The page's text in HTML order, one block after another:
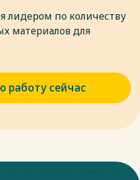
лидером по количеству
материалов для
работу сейчас